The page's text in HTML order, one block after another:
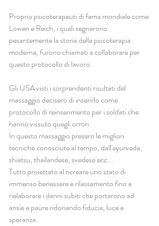
Proprio psicoterapeuti di fama mondiale come
Lowen e Reich, i quali segnarono
pesantemente la storia della psicoterapia
moderna, furono chiamati a collaborare per
questo protocollo di lavoro.
Gli USA visti i sorprendenti risultati del
massaggio decisero di inserirlo come
protocollo di reinserimento per i soldati che
hanno vissuto quegli orrori.
In questo massaggio presero le migliori
tecniche conosciute al tempo, dall'ayurveda,
shiatsu, thailandese, svedese ecc...
Tutto proiettato al ricreare uno stato di
immenso benessere e rilassamento fino a
rielaborare i danni subiti che portarono ad
ansie e paure ridonando fiducia, luce e
speranza.